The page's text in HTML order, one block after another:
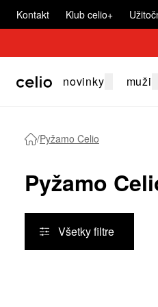
Kontakt Klub celio+
novinky muži
/Pyžamo Celio
Pyžamo
Všetky filtre